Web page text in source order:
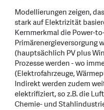
Modellierungen zeigen,
stark auf Elektrizität
Kernmerkmal die Power-
Primärenergieversorgung
(hauptsächlich PV plus
Prozesse werden - wo
(Elektrofahrzeuge,
Indirekt werden zudem
elektrifiziert, so z.B. die
Chemie- und